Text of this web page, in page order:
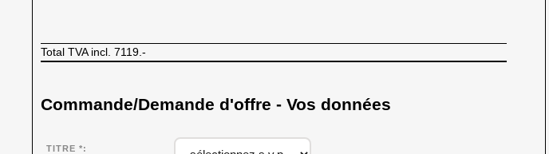
Total TVA incl. 7119.-
Commande/Demande d'offre - Vos données
TITRE *